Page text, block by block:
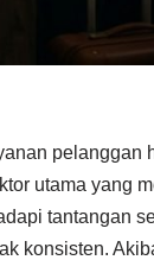
pelanggan
utama yang
tantangan
konsisten.